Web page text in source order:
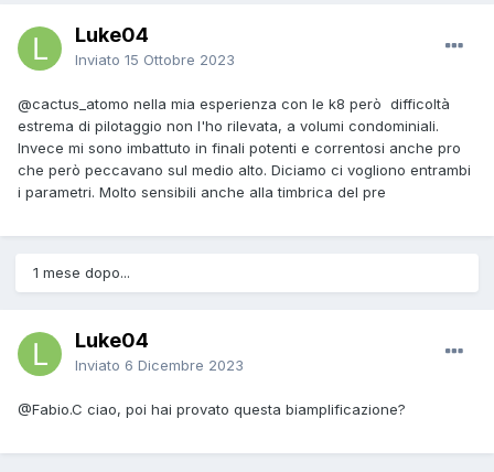
Luke04
Inviato 15 Ottobre 2023
@cactus_atomo nella mia esperienza con le k8 però difficoltà
estrema di pilotaggio non l'ho rilevata, a volumi condominiali.
Invece mi sono imbattuto in finali potenti e correntosi anche pro
che però peccavano sul medio alto. Diciamo ci vogliono entrambi
i parametri. Molto sensibili anche alla timbrica del pre
1 mese dopo...
Luke04
Inviato 6 Dicembre 2023
@Fabio.C ciao, poi hai provato questa biamplificazione?